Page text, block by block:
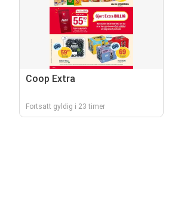
Coop Extra
Fortsatt gyldig i 23 timer